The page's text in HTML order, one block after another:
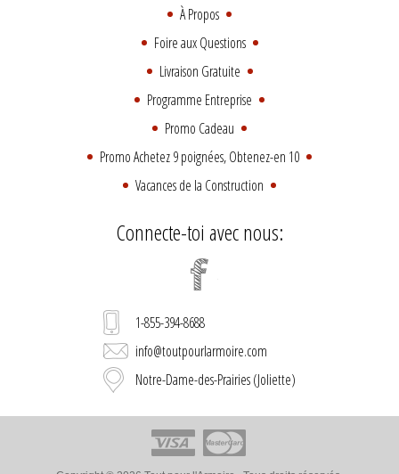
À Propos
Foire aux Questions
Livraison Gratuite
Programme Entreprise
Promo Cadeau
Promo Achetez 9 poignées, Obtenez-en 10
Vacances de la Construction
Connecte-toi avec nous:
1-855-394-8688
info@toutpourlarmoire.com
Notre-Dame-des-Prairies (Joliette)